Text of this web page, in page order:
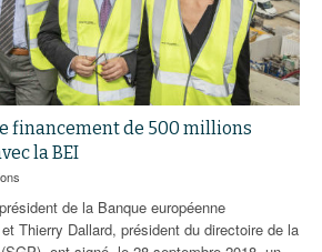
financement de 500 millions
la BEI
de la Banque européenne
Thierry Dallard, président du directoire de la